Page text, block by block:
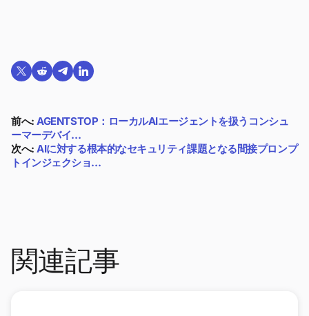
Twitterで共有する
Reddit で共有
Telegramで共有
LinkedInで共有
前へ:AGENTSTOP：ローカルAIエージェントを扱うコンシュ
ーマーデバイ…
次へ:AIに対する根本的なセキュリティ課題となる間接プロンプ
トインジェクショ…
関連記事